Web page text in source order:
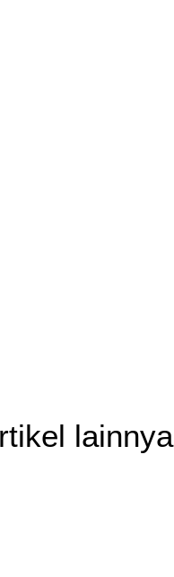
lainnya